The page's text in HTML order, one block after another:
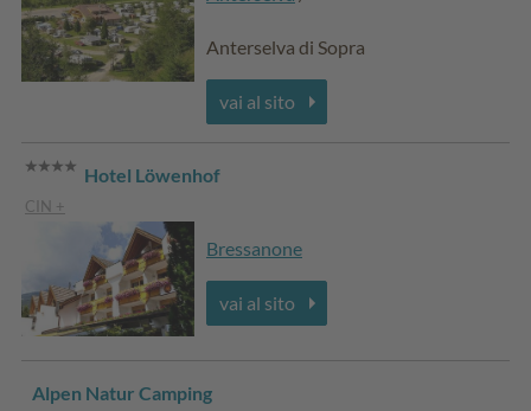
Anterselva di Sopra
vai al sito
Hotel Löwenhof
CIN +
Bressanone
vai al sito
Alpen Natur Camping